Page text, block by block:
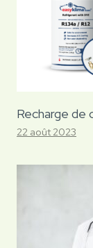
Recharge de
22 août 2023